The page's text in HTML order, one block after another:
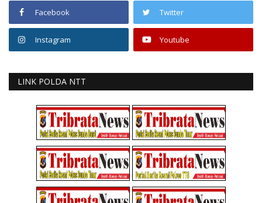
Facebook Twitter
Instagram Youtube
LINK POLDA NTT